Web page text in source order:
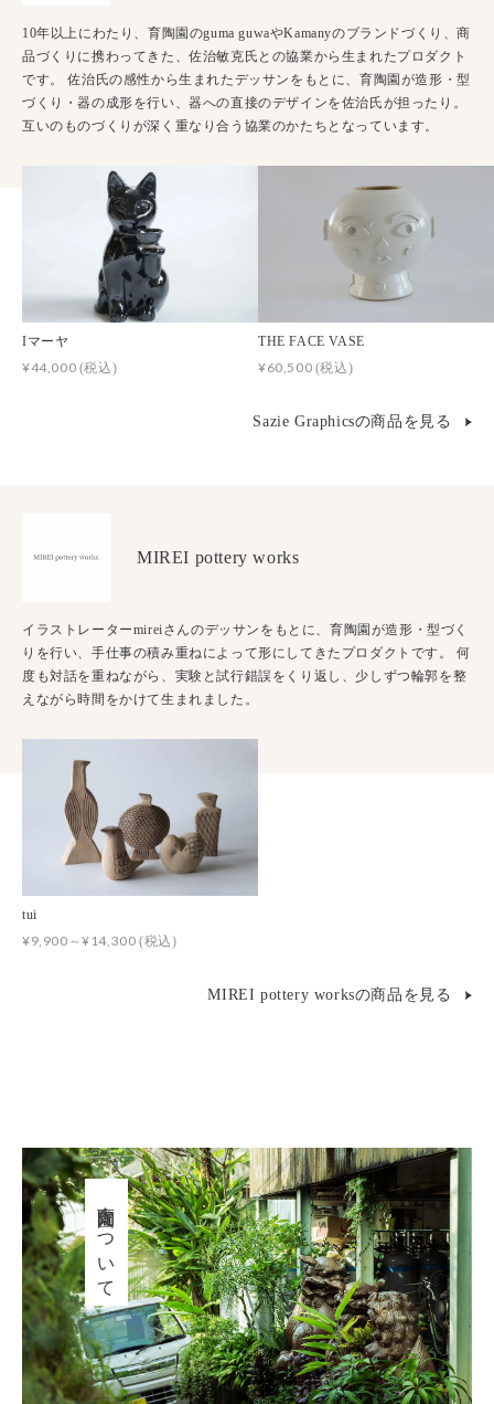
10年以上にわたり、育陶園のguma guwaやKamanyのブランドづくり、商
品づくりに携わってきた、佐治敏克氏との協業から生まれたプロダクト
です。 佐治氏の感性から生まれたデッサンをもとに、育陶園が造形・型
づくり・器の成形を行い、器への直接のデザインを佐治氏が担ったり。
互いのものづくりが深く重なり合う協業のかたちとなっています。
Iマーヤ
¥44,000 (税込)
THE FACE VASE
¥60,500 (税込)
Sazie Graphicsの商品を見る
MIREI pottery works
イラストレーターmireiさんのデッサンをもとに、育陶園が造形・型づく
りを行い、手仕事の積み重ねによって形にしてきたプロダクトです。 何
度も対話を重ねながら、実験と試行錯誤をくり返し、少しずつ輪郭を整
えながら時間をかけて生まれました。
tui
¥9,900～¥14,300 (税込)
MIREI pottery worksの商品を見る
育陶園について